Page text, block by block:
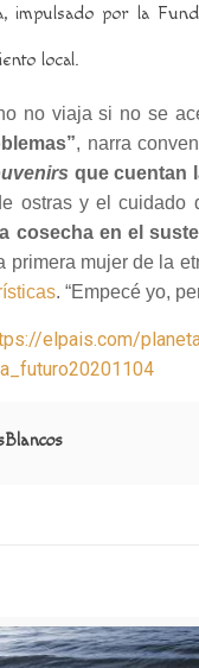
impulsado por la
local.
no viaja si no se
, narra
que cuentan
ostras y el cuidado
cosecha en el
mujer de la
. “Empecé yo,
elpais.com/